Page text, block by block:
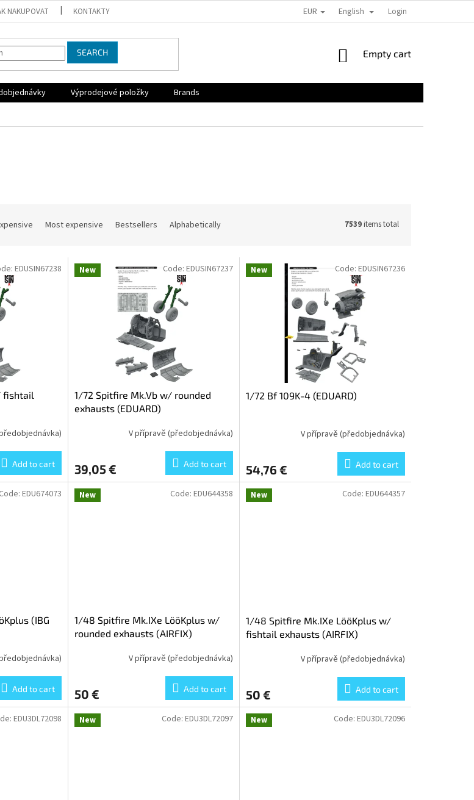
NAKUPOVAT KONTAKTY EUR English Login
SEARCH
SHOPPING
Empty cart
Výprodejové položky
Brands
Most expensive Bestsellers Alphabetically 7539items total
fishtail
Add to cart
EDUSIN67238 New
1/72 Spitfire Mk.Vb w/ rounded
exhausts (EDUARD)
V přípravě (předobjednávka)
39,05 € Add to cart
Code: EDUSIN67237 New
1/72 Bf 109K-4 (EDUARD)
V přípravě (předobjednávka)
54,76 € Add to cart
Code: EDUSIN67236
(IBG
Add to cart
Code: EDU674073 New
1/48 Spitfire Mk.IXe LööKplus w/
rounded exhausts (AIRFIX)
V přípravě (předobjednávka)
50 € Add to cart
Code: EDU644358 New
1/48 Spitfire Mk.IXe LööKplus w/
fishtail exhausts (AIRFIX)
V přípravě (předobjednávka)
50 € Add to cart
Code: EDU644357
EDU3DL72098 New Code: EDU3DL72097 New Code: EDU3DL72096